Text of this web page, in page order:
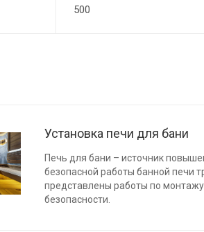
500
Установка печи для бани
Печь для бани – источник
безопасной работы банной печи
представлены работы по
безопасности.